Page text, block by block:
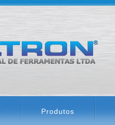
Produtos